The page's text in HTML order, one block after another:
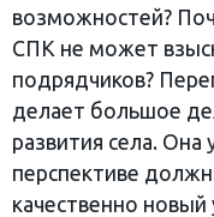
возможностей?
СПК не может
подрядчиков?
делает большое
развития села. Она
перспективе
качественно новый